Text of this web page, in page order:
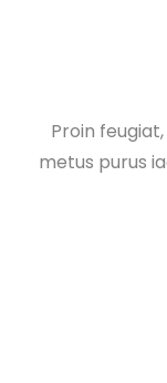
Proin
metus purus